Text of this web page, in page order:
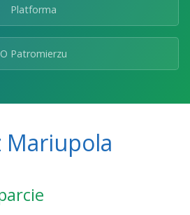
Platforma
O Patromierzu
Mariupola